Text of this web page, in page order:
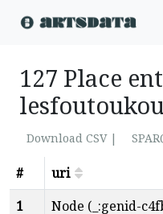
127 Place
Download CSV |
#
uri
1
Node (_:genid-